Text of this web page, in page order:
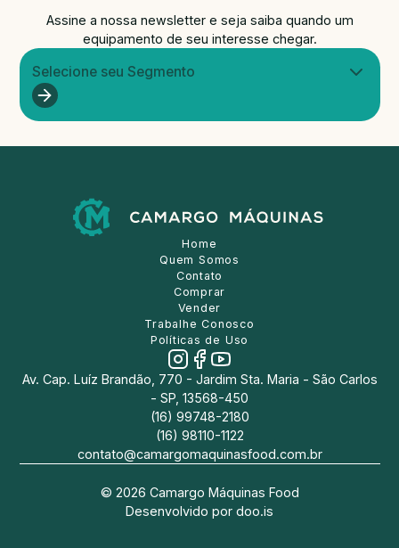
Assine a nossa newsletter e seja saiba quando um
equipamento de seu interesse chegar.
Selecione seu Segmento
Home
Quem Somos
Contato
Comprar
Vender
Trabalhe Conosco
Políticas de Uso
Av. Cap. Luíz Brandão, 770 - Jardim Sta. Maria - São Carlos
- SP, 13568-450
(16) 99748-2180
(16) 98110-1122
contato@camargomaquinasfood.com.br
© 2026 Camargo Máquinas Food
Desenvolvido por doo.is